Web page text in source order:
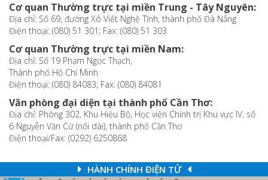
Cơ quan Thường trực tại miền Trung - Tây Nguyên:
Địa chỉ: Số 69, đường Xô Viết Nghệ Tĩnh, thành phố Đà Nẵng
Điện thoại: (080) 51 301; Fax: (080) 51 303
Cơ quan Thường trực tại miền Nam:
Địa chỉ: Số 19 Phạm Ngọc Thạch,
Thành phố Hồ Chí Minh
Điện thoại: (080) 84083; Fax: (080) 84081
Văn phòng đại diện tại thành phố Cần Thơ:
Địa chỉ: Phòng 302, Khu Hiệu Bộ, Học viện Chính trị Khu vực IV, số
6 Nguyễn Văn Cừ (nối dài), thành phố Cần Thơ
Điện thoại/Fax: (0292) 6250868
HÀNH CHÍNH ĐIỆN TỬ